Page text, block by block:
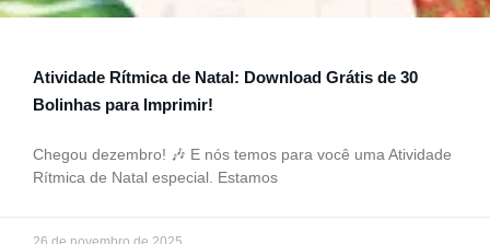
Atividade Rítmica de Natal: Download Grátis de 30
Bolinhas para Imprimir!
Chegou dezembro! 🎶 E nós temos para você uma Atividade
Rítmica de Natal especial. Estamos